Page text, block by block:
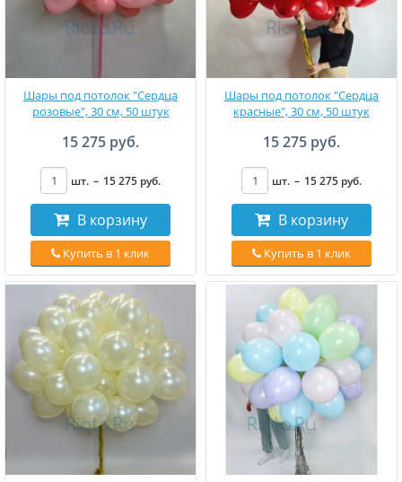
Шары под потолок "Сердца
розовые", 30 см, 50 штук
15 275 руб.
шт. – 15 275 руб.
В корзину
Купить в 1 клик
Шары под потолок "Сердца
красные", 30 см, 50 штук
15 275 руб.
шт. – 15 275 руб.
В корзину
Купить в 1 клик